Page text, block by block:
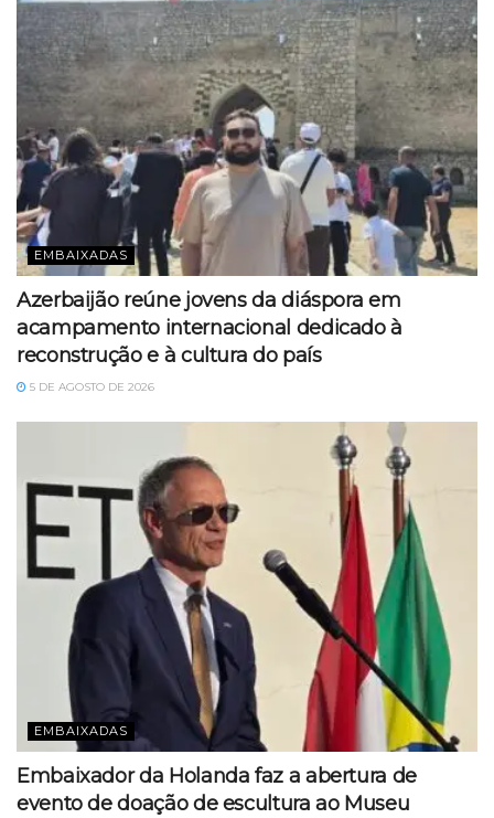
EMBAIXADAS
Azerbaijão reúne jovens da diáspora em
acampamento internacional dedicado à
reconstrução e à cultura do país
5 DE AGOSTO DE 2026
EMBAIXADAS
Embaixador da Holanda faz a abertura de
evento de doação de escultura ao Museu